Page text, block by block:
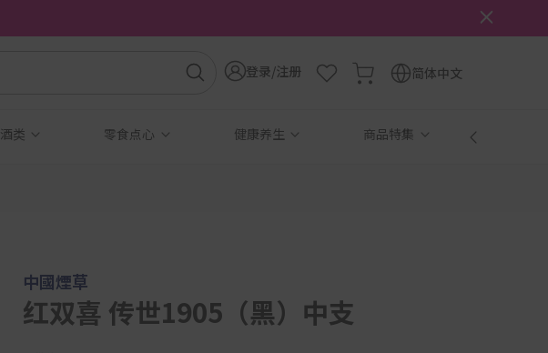
登录/注册 简体中文
酒类 零食点心 健康养生 商品特集
中國煙草
红双喜 传世1905（黑）中支